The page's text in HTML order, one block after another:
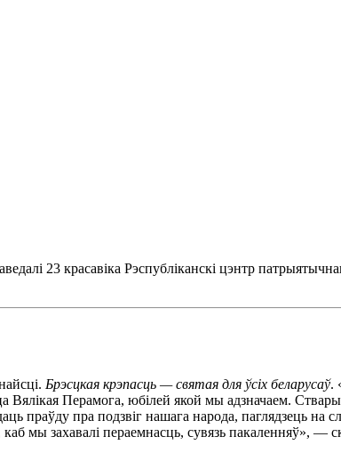
23 красавіка Рэспубліканскі цэнтр
Брэсцкая крэпасць — святая для ўсіх беларусаў.
Вялікая Перамога, юбілей якой мы адзначаем.
праўду пра подзвіг нашага народа, паглядзець на
мы захавалі пераемнасць, сувязь пакаленняў», —